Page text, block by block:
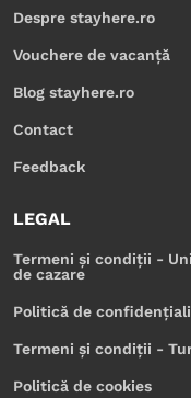
Despre stayhere.ro
Vouchere de vacanță
Blog stayhere.ro
Contact
Feedback
LEGAL
Termeni și condiții -
de cazare
Politică de
Termeni și condiții -
Politică de cookies